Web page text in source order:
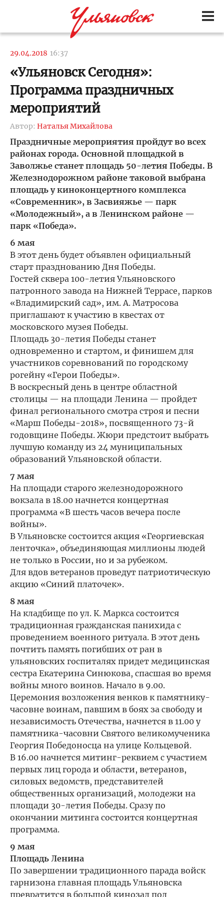
29.04.2018 16:37
«Ульяновск Сегодня»:
Программа праздничных
мероприятий
Автор: Наталья Михайлова
Праздничные мероприятия пройдут во всех
районах города. Основной площадкой в
Заволжье станет площадь 50-летия Победы. В
Железнодорожном районе таковой выбрана
площадь у киноконцертного комплекса
«Современник», в Засвияжье — парк
«Молодежный», а в Ленинском районе —
парк «Победа».
6 мая
В этот день будет объявлен официальный
старт празднованию Дня Победы.
Гостей сквера 100-летия Ульяновского
патронного завода на Нижней Террасе, парков
«Владимирский сад», им. А. Матросова
приглашают к участию в квестах от
московского музея Победы.
Площадь 30-летия Победы станет
одновременно и стартом, и финишем для
участников соревнований по городскому
рогейну «Герои Победы».
В воскресный день в центре областной
столицы — на площади Ленина — пройдет
финал регионального смотра строя и песни
«Марш Победы-2018», посвященного 73-й
годовщине Победы. Жюри предстоит выбрать
лучшую команду из 24 муниципальных
образований Ульяновской области.
7 мая
Ha площади старого железнодорожного
вокзала в 18.00 начнется концертная
программа «В шесть часов вечера после
войны».
В Ульяновске состоится акция «Георгиевская
ленточка», объединяющая миллионы людей
не только в России, но и за рубежом.
Для вдов ветеранов проведут патриотическую
акцию «Синий платочек».
8 мая
На кладбище по ул. К. Маркса состоится
традиционная гражданская панихида с
проведением военного ритуала. В этот день
почтить память погибших от ран в
ульяновских госпиталях придет медицинская
сестра Екатерина Синюкова, спасшая во время
войны много воинов. Начало в 9.00.
Церемония возложения венков к памятнику-
часовне воинам, павшим в боях за свободу и
независимость Отечества, начнется в 11.00 у
памятника-часовни Святого великомученика
Георгия Победоносца на улице Кольцевой.
В 16.00 начнется митинг-реквием с участием
первых лиц города и области, ветеранов,
силовых ведомств, представителей
общественных организаций, молодежи на
площади 30-летия Победы. Сразу по
окончании митинга состоится концертная
программа.
9 мая
Площадь Ленина
По завершении традиционного парада войск
гарнизона главная площадь Ульяновска
превратится в большой кинозал под